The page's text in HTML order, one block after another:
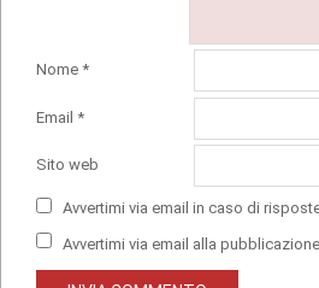
Nome *
Email *
Sito web
Avvertimi via email in caso di
Avvertimi via email alla